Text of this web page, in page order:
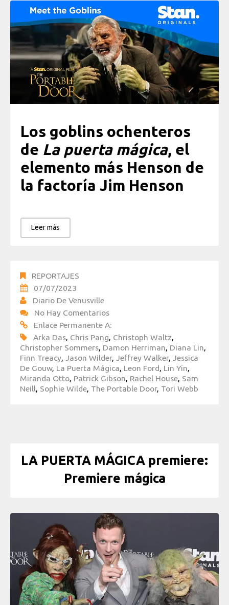
Los goblins ochenteros
de La puerta mágica, el
elemento más Henson de
la factoría Jim Henson
Leer más
REPORTAJES
07/07/2023
Diario De Venusville
No Hay Comentarios
Enlace Permanente A:
Arka Das, Chris Pang, Christoph Waltz,
Christopher Sommers, Damon Herriman, Diana Lin,
Finn Treacy, Jason Wilder, Jeffrey Walker, Jessica
De Gouw, La Puerta Mágica, Leon Ford, Lin Yin,
Miranda Otto, Patrick Gibson, Rachel House, Sam
Neill, Sophie Wilde, The Portable Door, Tori Webb
LA PUERTA MÁGICA premiere:
Premiere mágica